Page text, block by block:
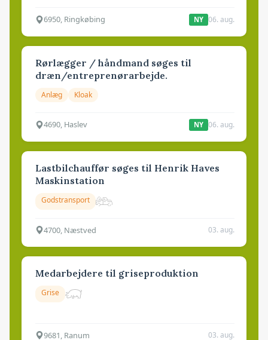
6950, Ringkøbing NY 06. aug.
Rørlægger / håndmand søges til
dræn/entreprenørarbejde.
Anlæg Kloak
4690, Haslev NY 06. aug.
Lastbilchauffør søges til Henrik Haves
Maskinstation
Godstransport
4700, Næstved 03. aug.
Medarbejdere til griseproduktion
Grise
9681, Ranum 03. aug.